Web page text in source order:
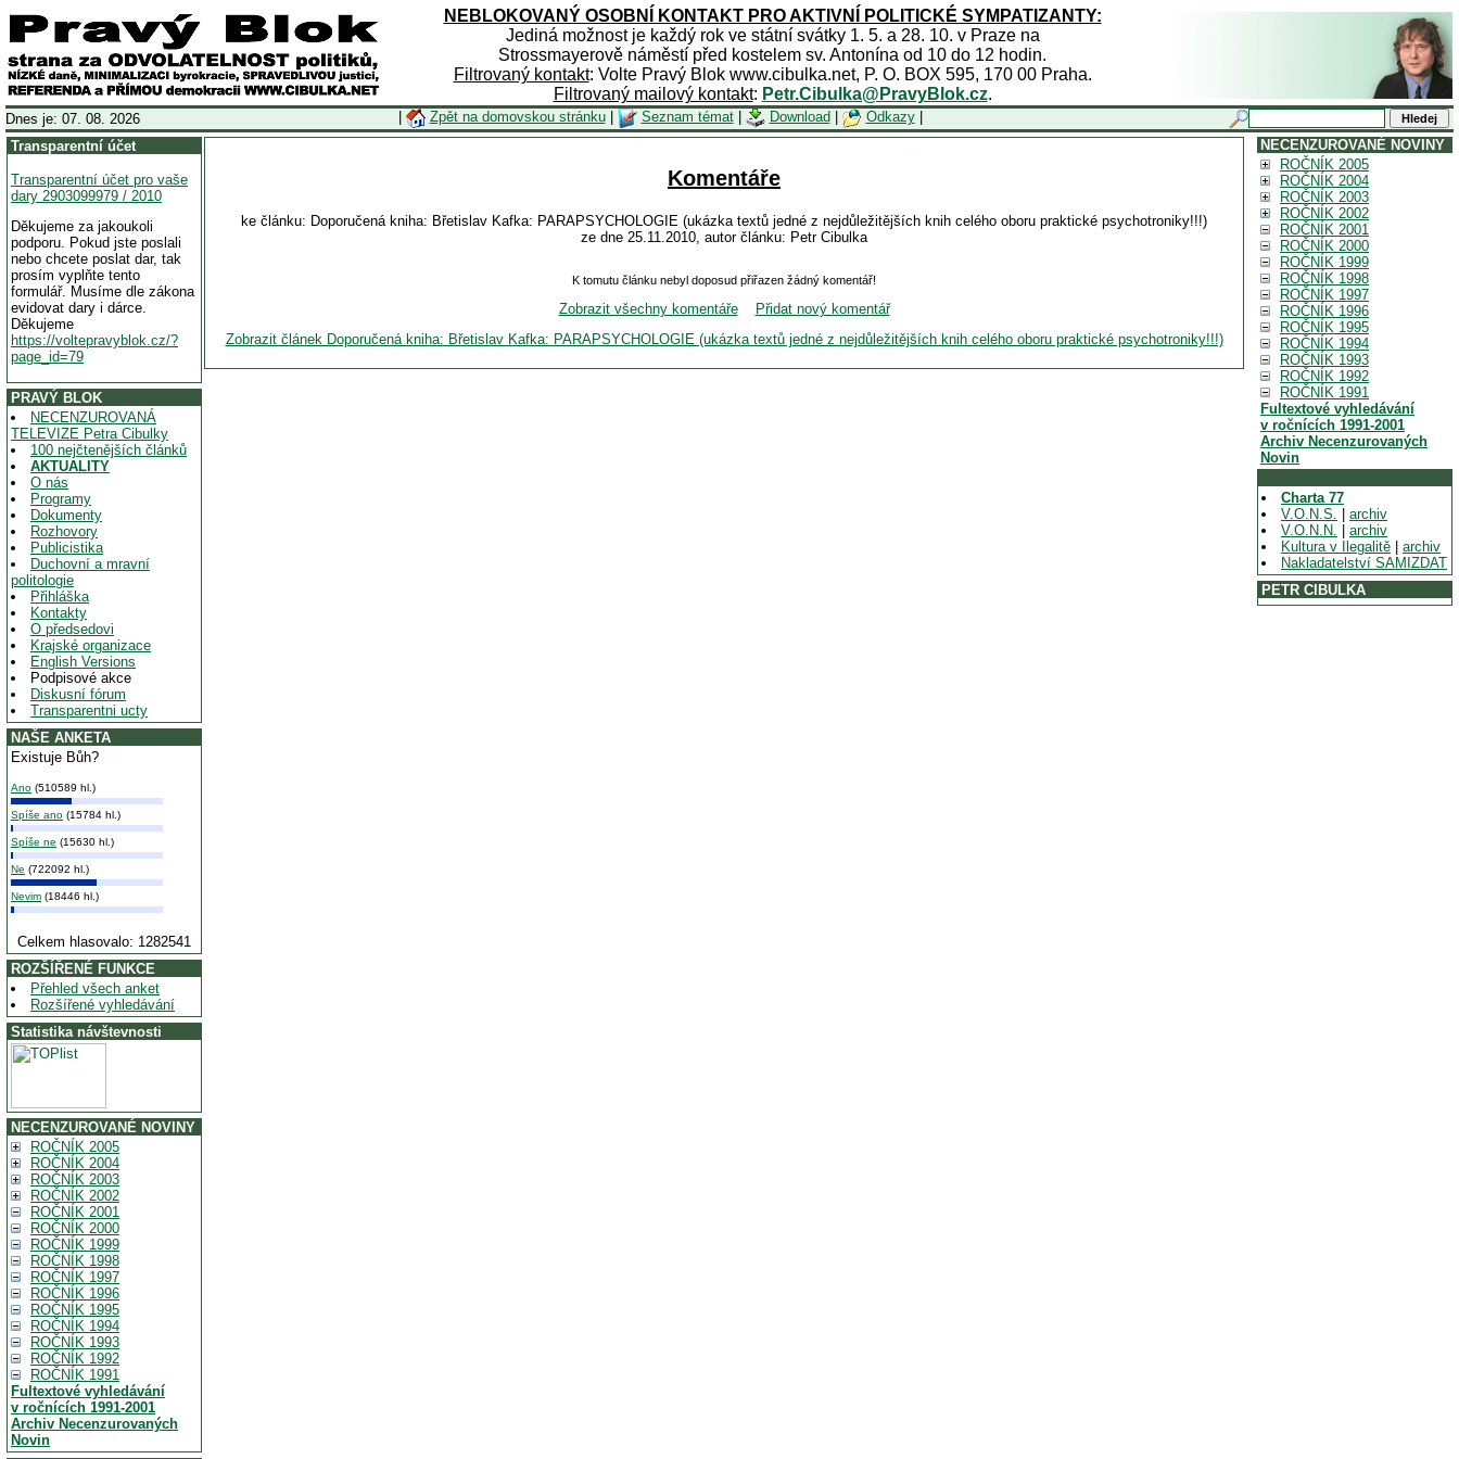
NEBLOKOVANÝ OSOBNÍ KONTAKT PRO AKTIVNÍ POLITICKÉ SYMPATIZANTY:
Jediná možnost je každý rok ve státní svátky 1. 5. a 28. 10. v Praze na
Strossmayerově náměstí před kostelem sv. Antonína od 10 do 12 hodin.
Filtrovaný kontakt: Volte Pravý Blok www.cibulka.net, P. O. BOX 595, 170 00 Praha.
Filtrovaný mailový kontakt: Petr.Cibulka@PravyBlok.cz.
Dnes je: 07. 08. 2026 Zpět na domovskou stránku| Seznam témat| Download Odkazy|
Transparentní účet
Transparentní účet pro vaše
dary 2903099979 / 2010
Děkujeme za jakoukoli
podporu. Pokud jste poslali
nebo chcete poslat dar, tak
prosím vyplňte tento
formulář. Musíme dle zákona
evidovat dary i dárce.
Děkujeme
https://voltepravyblok.cz/?
page_id=79
PRAVÝ BLOK
NECENZUROVANÁ
TELEVIZE Petra Cibulky
100 nejčtenějších článků
AKTUALITY
O nás
Programy
Dokumenty
Rozhovory
Publicistika
Duchovní a mravní
politologie
Přihláška
Kontakty
O předsedovi
Krajské organizace
English Versions
Podpisové akce
Diskusní fórum
Transparentni ucty
NAŠE ANKETA
Existuje Bůh?
Ano (510589 hl.)
Spíše ano (15784 hl.)
Spíše ne (15630 hl.)
Ne (722092 hl.)
Nevim (18446 hl.)
Celkem hlasovalo: 1282541
ROZŠÍŘENÉ FUNKCE
Přehled všech anket
Rozšířené vyhledávání
Statistika návštevnosti
NECENZUROVANÉ NOVINY
ROČNÍK 2005
ROČNÍK 2004
ROČNÍK 2003
ROČNÍK 2002
ROČNÍK 2001
ROČNÍK 2000
ROČNÍK 1999
ROČNÍK 1998
ROČNÍK 1997
ROČNÍK 1996
ROČNÍK 1995
ROČNÍK 1994
ROČNÍK 1993
ROČNÍK 1992
ROČNÍK 1991
Fultextové vyhledávání
v ročnících 1991-2001
Archiv Necenzurovaných
Novin
Komentáře
ke článku: Doporučená kniha: Břetislav Kafka: PARAPSYCHOLOGIE (ukázka textů jedné z nejdůležitějších knih celého oboru praktické psychotroniky!!!)
ze dne 25.11.2010, autor článku: Petr Cibulka
K tomutu článku nebyl doposud přiřazen žádný komentář!
Zobrazit všechny komentáře
Přidat nový komentář
Zobrazit článek Doporučená kniha: Břetislav Kafka: PARAPSYCHOLOGIE (ukázka textů jedné z nejdůležitějších knih celého oboru praktické psychotroniky!!!)
NECENZUROVANÉ NOVINY
ROČNÍK 2005
ROČNÍK 2004
ROČNÍK 2003
ROČNÍK 2002
ROČNÍK 2001
ROČNÍK 2000
ROČNÍK 1999
ROČNÍK 1998
ROČNÍK 1997
ROČNÍK 1996
ROČNÍK 1995
ROČNÍK 1994
ROČNÍK 1993
ROČNÍK 1992
ROČNÍK 1991
Fultextové vyhledávání
v ročnících 1991-2001
Archiv Necenzurovaných
Novin
Charta 77
V.O.N.S.
archiv
V.O.N.N.
archiv
Kultura v Ilegalitě
archiv
Nakladatelství SAMIZDAT
PETR CIBULKA